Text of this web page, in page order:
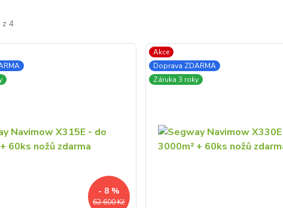
z 4
62 600 Kč
- 8 %
Akce
Doprava ZDARMA
Záruka 3 roky